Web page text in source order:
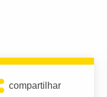
compartilhar